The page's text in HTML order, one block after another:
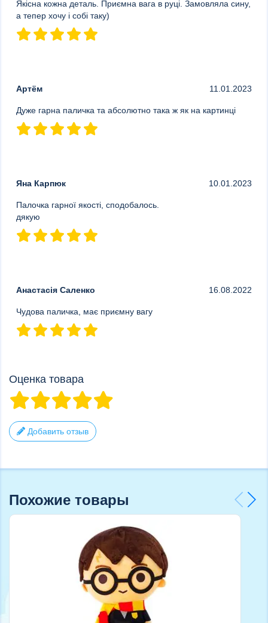
Якісна кожна деталь. Приємна вага в руці. Замовляла сину,
а тепер хочу і собі таку)
Артём 11.01.2023
Дуже гарна паличка та абсолютно така ж як на картинці
Яна Карпюк 10.01.2023
Палочка гарної якості, сподобалось.
дякую
Анастасія Саленко 16.08.2022
Чудова паличка, має приємну вагу
Оценка товара
Добавить отзыв
Похожие товары